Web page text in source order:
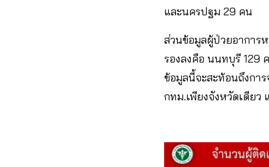
และนครปฐม 29 คน
ส่วนข้อมูลผู้ป่วยอากา
รองลงคือ นนทบุรี 129
ข้อมูลนี้จะสะท้อนถึงกา
กทม.เพียงจังหวัดเดียว